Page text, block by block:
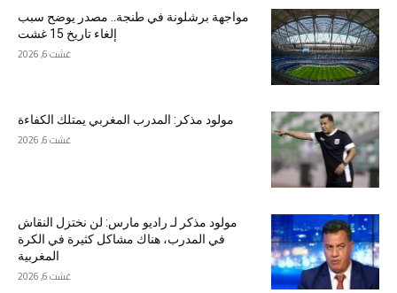
مواجهة برشلونة في طنجة.. مصدر يوضح سبب
إلغاء تاريخ 15 غشت
غشت 6, 2026
مولود مذكر: المدرب المغربي يمتلك الكفاءة
غشت 6, 2026
مولود مذكر لـ راديو مارس: لن نختزل النقاش
في المدرب، هناك مشاكل كثيرة في الكرة
المغربية
غشت 6, 2026